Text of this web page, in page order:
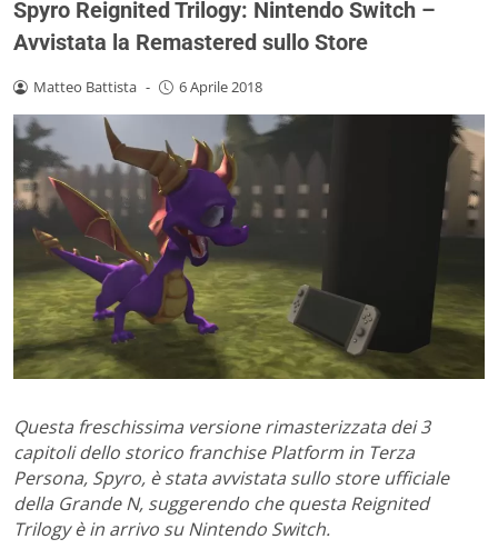
Spyro Reignited Trilogy: Nintendo Switch –
Avvistata la Remastered sullo Store
Matteo Battista - 6 Aprile 2018
Questa freschissima versione rimasterizzata dei 3
capitoli dello storico franchise Platform in Terza
Persona, Spyro, è stata avvistata sullo store ufficiale
della Grande N, suggerendo che questa Reignited
Trilogy è in arrivo su Nintendo Switch.